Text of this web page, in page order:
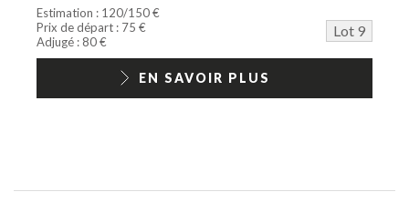
Estimation : 120/150 €
Prix de départ : 75 €
Lot 9
Adjugé : 80 €
EN SAVOIR PLUS